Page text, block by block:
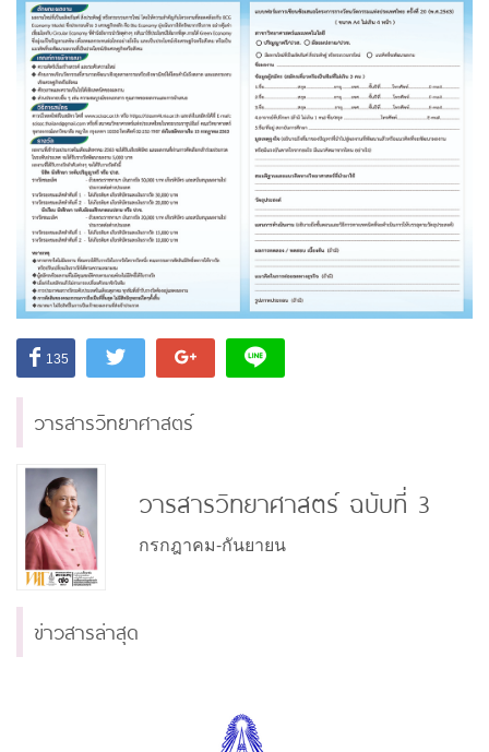
135
วารสารวิทยาศาสตร์
วารสารวิทยาศาสตร์ ฉบับที่ 3
กรกฎาคม-กันยายน
ข่าวสารล่าสุด